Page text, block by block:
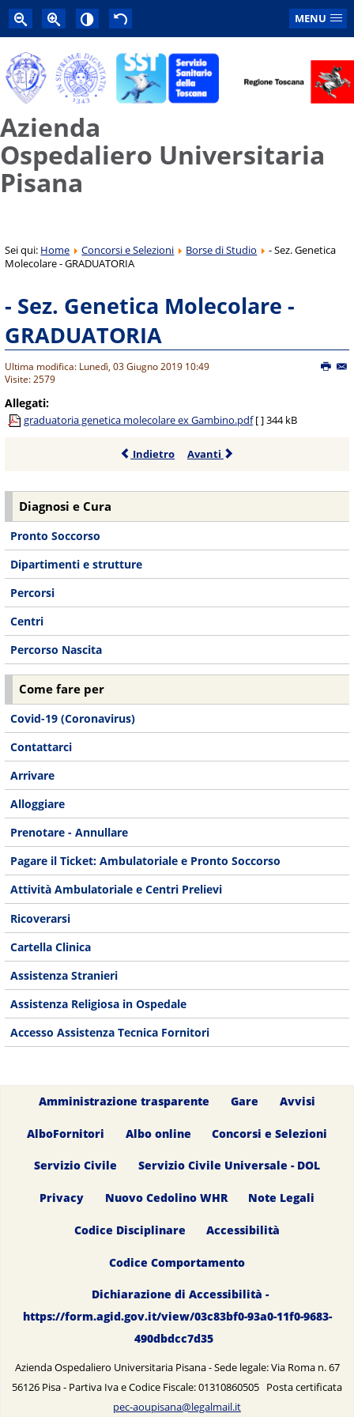
MENU
Azienda
Ospedaliero Universitaria
Pisana
Sei qui: Home Concorsi e Selezioni Borse di Studio
- Sez. Genetica
Molecolare - GRADUATORIA
- Sez. Genetica Molecolare -
GRADUATORIA
Ultima modifica: Lunedì, 03 Giugno 2019 10:49
Visite: 2579
Allegati:
graduatoria genetica molecolare ex Gambino.pdf [ ]344 kB
Indietro Avanti
Diagnosi e Cura
Pronto Soccorso
Dipartimenti e strutture
Percorsi
Centri
Percorso Nascita
Come fare per
Covid-19 (Coronavirus)
Contattarci
Arrivare
Alloggiare
Prenotare - Annullare
Pagare il Ticket: Ambulatoriale e Pronto Soccorso
Attività Ambulatoriale e Centri Prelievi
Ricoverarsi
Cartella Clinica
Assistenza Stranieri
Assistenza Religiosa in Ospedale
Accesso Assistenza Tecnica Fornitori
Amministrazione trasparente Gare Avvisi
AlboFornitori Albo online Concorsi e Selezioni
Servizio Civile Servizio Civile Universale - DOL
Privacy Nuovo Cedolino WHR Note Legali
Codice Disciplinare Accessibilità
Codice Comportamento
Dichiarazione di Accessibilità -
https://form.agid.gov.it/view/03c83bf0-93a0-11f0-9683-
490dbdcc7d35
Azienda Ospedaliero Universitaria Pisana - Sede legale: Via Roma n. 67
56126 Pisa - Partiva Iva e Codice Fiscale: 01310860505 Posta certificata
pec-aoupisana@legalmail.it